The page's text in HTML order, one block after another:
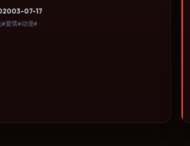
与气候的真实感，体能极限与心理崩溃并行推进。内容
择与情节推进，节奏与视听语言统一，可作为休闲观影
2003-07-17
#爱情#动漫#